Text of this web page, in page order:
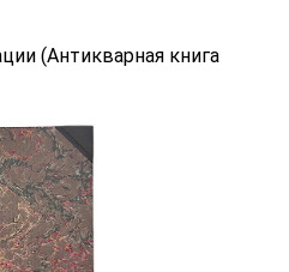
(Антикварная книга